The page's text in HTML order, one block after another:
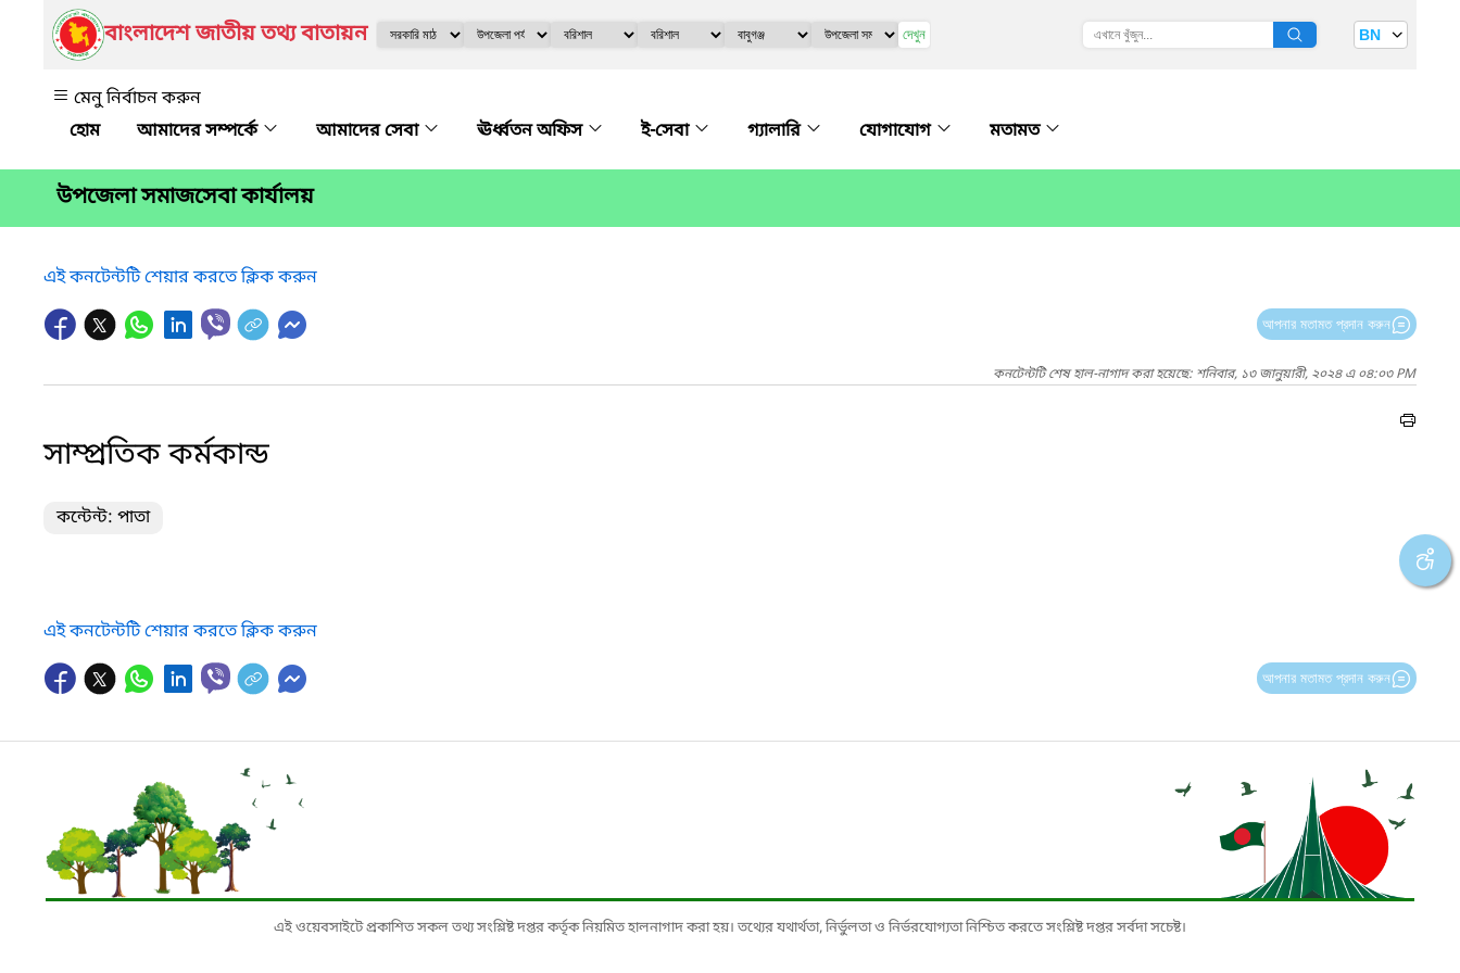
বাংলাদেশ জাতীয় তথ্য বাতায়ন দেখুন BN
মেনু নির্বাচন করুন
আমাদের সম্পর্কে
আমাদের সেবা ঊর্ধ্বতন অফিস ই-সেবা গ্যালারি যোগাযোগ মতামত
উপজেলা সমাজসেবা কার্যালয়
এই কনটেন্টটি শেয়ার করতে ক্লিক করুন
আপনার মতামত প্রদান করুন
কনটেন্টটি শেষ হাল-নাগাদ করা হয়েছে: শনিবার, ১৩ জানুয়ারী, ২০২৪ এ ০৪:০৩ PM
সাম্প্রতিক কর্মকান্ড
কন্টেন্ট: পাতা
এই কনটেন্টটি শেয়ার করতে ক্লিক করুন
আপনার মতামত প্রদান করুন
এই ওয়েবসাইটে প্রকাশিত সকল তথ্য সংশ্লিষ্ট দপ্তর কর্তৃক নিয়মিত হালনাগাদ করা হয়। তথ্যের যথার্থতা, নির্ভুলতা ও নির্ভরযোগ্যতা নিশ্চিত করতে সংশ্লিষ্ট দপ্তর সর্বদা সচেষ্ট।